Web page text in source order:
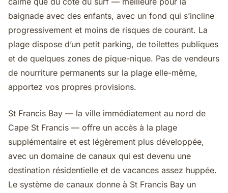
baignade avec des enfants, avec un fond qui s’incline
progressivement et moins de risques de courant. La
plage dispose d’un petit parking, de toilettes publiques
et de quelques zones de pique-nique. Pas de vendeurs
de nourriture permanents sur la plage elle-même,
apportez vos propres provisions.
St Francis Bay — la ville immédiatement au nord de
Cape St Francis — offre un accès à la plage
supplémentaire et est légèrement plus développée,
avec un domaine de canaux qui est devenu une
destination résidentielle et de vacances assez huppée.
Le système de canaux donne à St Francis Bay un